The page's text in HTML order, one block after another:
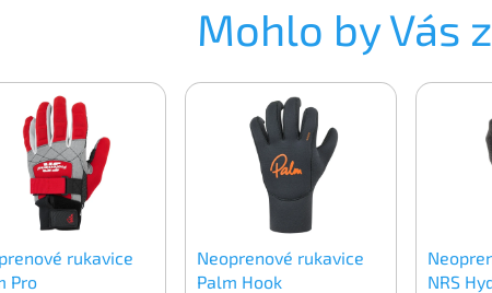
Mohlo by Vás
rukavice
Pro
Neoprenové rukavice
Palm Hook
NRS